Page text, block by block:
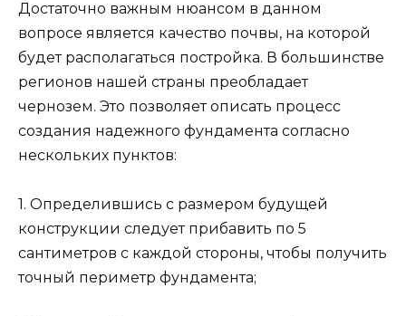
Достаточно важным нюансом в данном
вопросе является качество почвы, на которой
будет располагаться постройка. В большинстве
регионов нашей страны преобладает
чернозем. Это позволяет описать процесс
создания надежного фундамента согласно
нескольких пунктов:
1. Определившись с размером будущей
конструкции следует прибавить по 5
сантиметров с каждой стороны, чтобы получить
точный периметр фундамента;